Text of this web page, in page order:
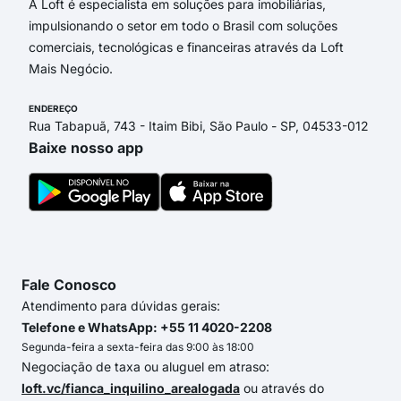
A Loft é especialista em soluções para imobiliárias,
impulsionando o setor em todo o Brasil com soluções
comerciais, tecnológicas e financeiras através da Loft
Mais Negócio.
ENDEREÇO
Rua Tabapuã, 743 - Itaim Bibi, São Paulo - SP, 04533-012
Baixe nosso app
Fale Conosco
Atendimento para dúvidas gerais:
Telefone e WhatsApp: +55 11 4020-2208
Segunda-feira a sexta-feira das 9:00 às 18:00
Negociação de taxa ou aluguel em atraso:
loft.vc/fianca_inquilino_arealogada ou através do